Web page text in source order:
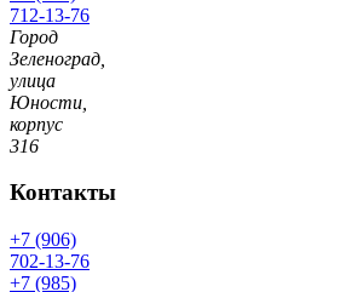
712-13-76
Город
Зеленоград,
улица
Юности,
корпус
316
Контакты
+7 (906)
702-13-76
+7 (985)